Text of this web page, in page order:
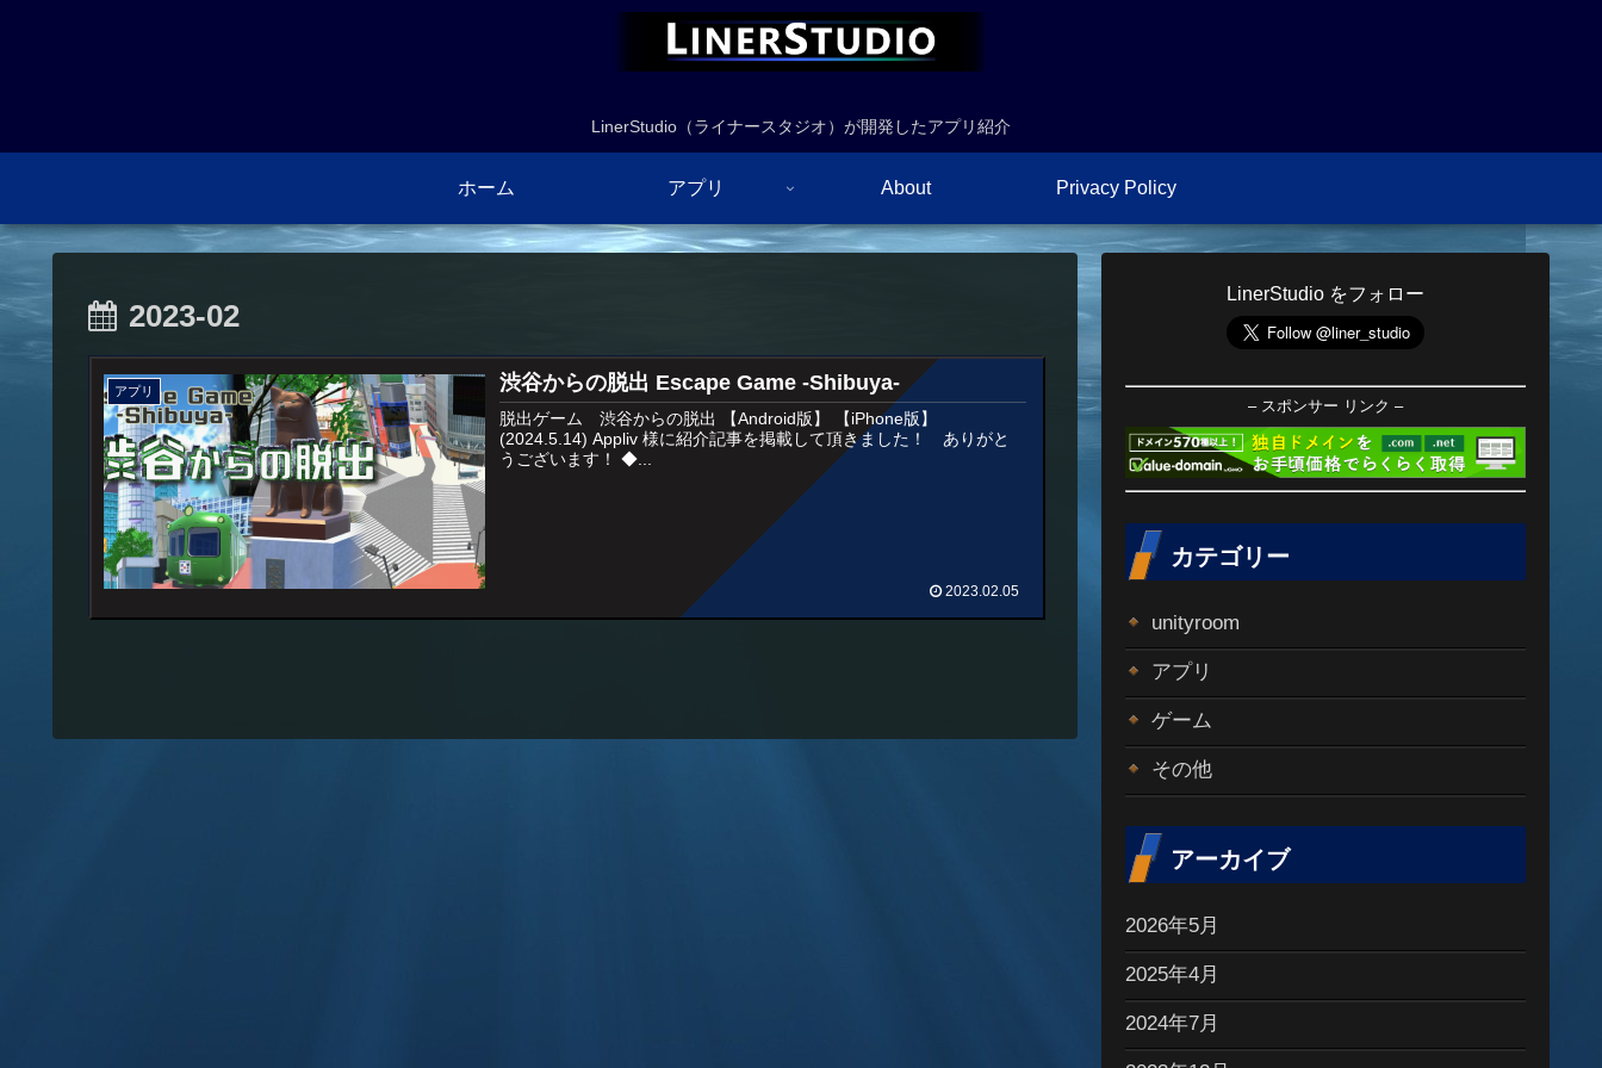
LinerStudio（ライナースタジオ）が開発したアプリ紹介
ホーム アプリ About Privacy Policy
2023-02
アプリ 渋谷からの脱出 Escape Game -Shibuya-
脱出ゲーム 渋谷からの脱出 【Android版】 【iPhone版】
(2024.5.14) Appliv 様に紹介記事を掲載して頂きました！ ありがと
うございます！ ◆...
2023.02.05
LinerStudio をフォロー
– スポンサー リンク –
カテゴリー
unityroom
アプリ
ゲーム
その他
アーカイブ
2026年5月
2025年4月
2024年7月